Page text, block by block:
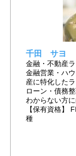
千田 サヨ
金融・不動産ラ
金融営業・ハ
産に特化した
ローン・債務
わからない方
【保有資格】
種